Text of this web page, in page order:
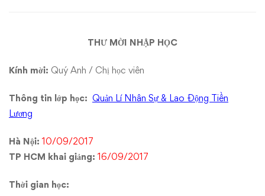
&
Lao
Động
Tiền
Lương”
THƯ MỜI NHẬP HỌC
Kính mời: Quý Anh / Chị học viên
Thông tin lớp học: Quản Lí Nhân Sự & Lao Động Tiền
Lương
Hà Nội: 10/09/2017
TP HCM khai giảng: 16/09/2017
Thời gian học: